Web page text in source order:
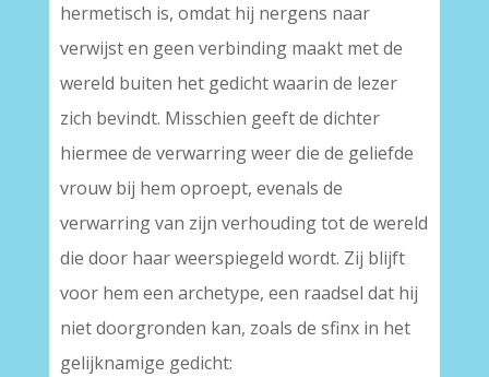
hermetisch is, omdat hij nergens naar
verwijst en geen verbinding maakt met de
wereld buiten het gedicht waarin de lezer
zich bevindt. Misschien geeft de dichter
hiermee de verwarring weer die de geliefde
vrouw bij hem oproept, evenals de
verwarring van zijn verhouding tot de wereld
die door haar weerspiegeld wordt. Zij blijft
voor hem een archetype, een raadsel dat hij
niet doorgronden kan, zoals de sfinx in het
gelijknamige gedicht: